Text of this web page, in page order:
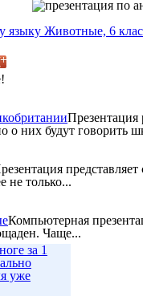
языку Животные, 6
о них будут говорить
не только...
Компьютерная
Чаще...
за 1
уже